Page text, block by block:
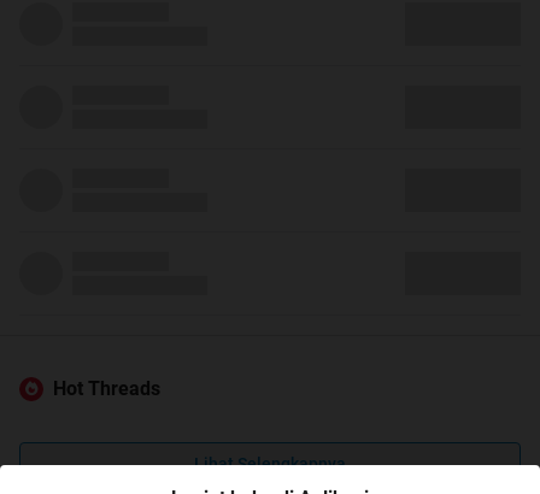
Hot Threads
Lihat Selengkapnya